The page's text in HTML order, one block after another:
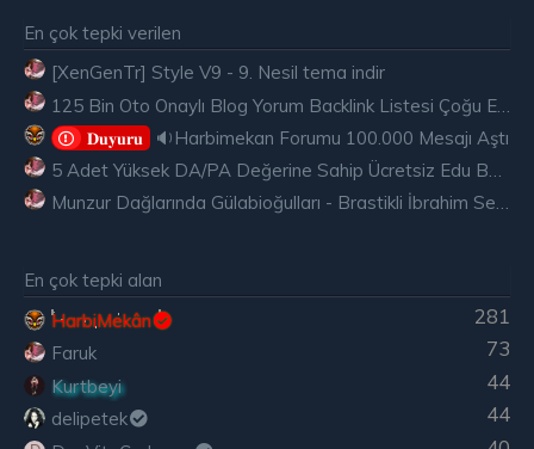
En çok tepki verilen
[XenGenTr] Style V9 - 9. Nesil tema indir
𝐃𝐮𝐲𝐮𝐫𝐮
🔉Harbimekan Forumu 100.000 Mesajı Aştı
5 Adet Yüksek DA/PA Değerine Sahip Ücretsiz Edu Backlink
Munzur Dağlarında Gülabioğulları - Brastikli İbrahim Sevindik
En çok tepki alan
281
HarbiMekân
73
Faruk
44
Kurtbeyi
44
delipetek